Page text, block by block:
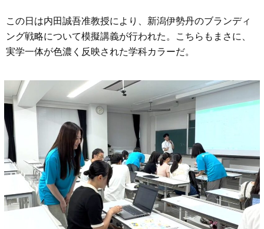
この日は内田誠吾准教授により、新潟伊勢丹のブランディ
ング戦略について模擬講義が行われた。こちらもまさに、
実学一体が色濃く反映された学科カラーだ。